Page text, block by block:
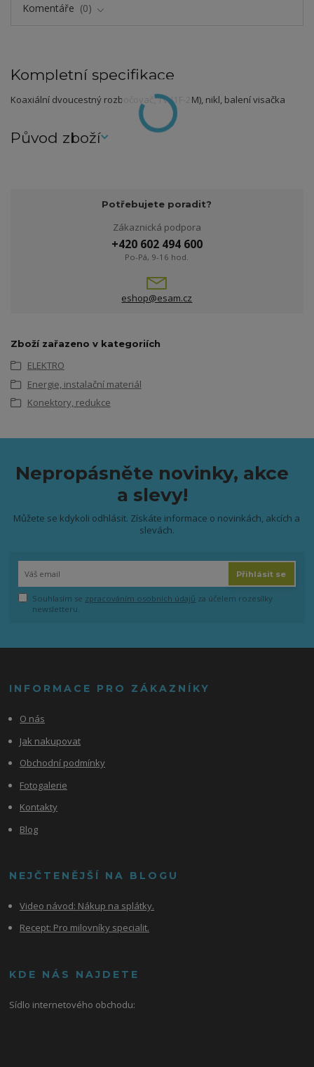
Komentáře
0
Kompletní specifikace
Koaxiální dvoucestný rozbočovač, TV (1F-2M), nikl, balení visačka
Původ zboží
Potřebujete poradit?
Zákaznická podpora
+420 602 494 600
Po-Pá, 9-16 hod.
eshop@esam.cz
Zboží zařazeno v kategoriích
ELEKTRO
Energie, instalační materiál
Konektory, redukce
Nepropásněte novinky, akce
a slevy!
Můžete se kdykoli odhlásit. Získáte informace o novinkách, akcích a
slevách.
Přihlásit se
Souhlasím se zpracováním osobních údajů za účelem rozesílky
newsletteru.
INFORMACE PRO ZÁKAZNÍKY
O nás
Jak nakupovat
Obchodní podmínky
Fotogalerie
Kontakty
Blog
NEJČTENĚJŠÍ NA BLOGU
Video návod: Nákup na splátky.
Recept: Pro milovníky specialit.
KDE NÁS NAJDETE
Sídlo internetového obchodu: